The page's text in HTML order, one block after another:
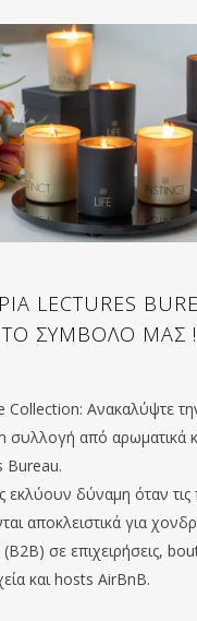
LECTURES
ΤΟ ΣΥΜΒΟΛΟ ΜΑΣ !
Collection: Ανακαλύψτε
συλλογή από αρωματικά
Bureau.
εκλύουν δύναμη όταν τις
αποκλειστικά για
σε επιχειρήσεις,
και hosts AirBnB.